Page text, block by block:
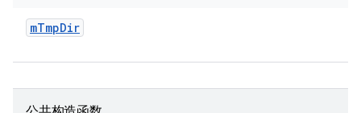
mTmpDir